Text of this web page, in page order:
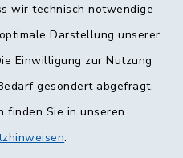
wir technisch notwendige
Darstellung unserer
Einwilligung zur Nutzung
gesondert abgefragt.
finden Sie in unseren
.